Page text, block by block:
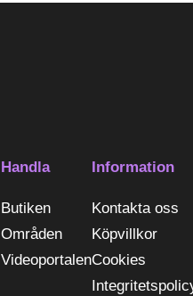
Handla
Butiken
Områden
Videoportalen
Information
Kontakta oss
Köpvillkor
Cookies